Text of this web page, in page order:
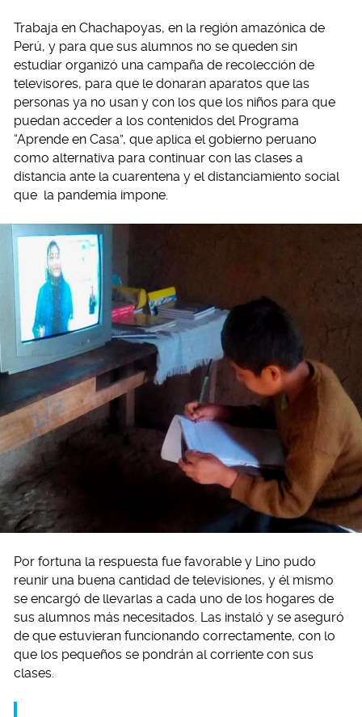
Trabaja en Chachapoyas, en la región amazónica de
Perú, y para que sus alumnos no se queden sin
estudiar organizó una campaña de recolección de
televisores, para que le donaran aparatos que las
personas ya no usan y con los que los niños para que
puedan acceder a los contenidos del Programa
“Aprende en Casa”, que aplica el gobierno peruano
como alternativa para continuar con las clases a
distancia ante la cuarentena y el distanciamiento social
que la pandemia impone.
Por fortuna la respuesta fue favorable y Lino pudo
reunir una buena cantidad de televisiones, y él mismo
se encargó de llevarlas a cada uno de los hogares de
sus alumnos más necesitados. Las instaló y se aseguró
de que estuvieran funcionando correctamente, con lo
que los pequeños se pondrán al corriente con sus
clases.